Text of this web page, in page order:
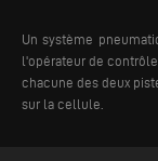
Un système
l'opérateur de
chacune des deux
sur la cellule.